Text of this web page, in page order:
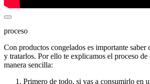
proceso
Con productos congelados es importante saber
y tratarlos. Por ello te explicamos el proceso de
manera sencilla:
Primero de todo, si vas a consumirlo en